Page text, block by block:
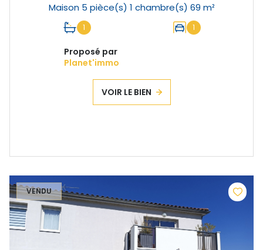
Maison 5 pièce(s) 1 chambre(s) 69 m²
1 1
Proposé par
Planet'immo
VOIR LE BIEN
VENDU